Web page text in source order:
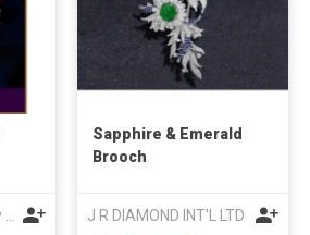
Sapphire & Emerald
Brooch
J R DIAMOND INT'L LTD